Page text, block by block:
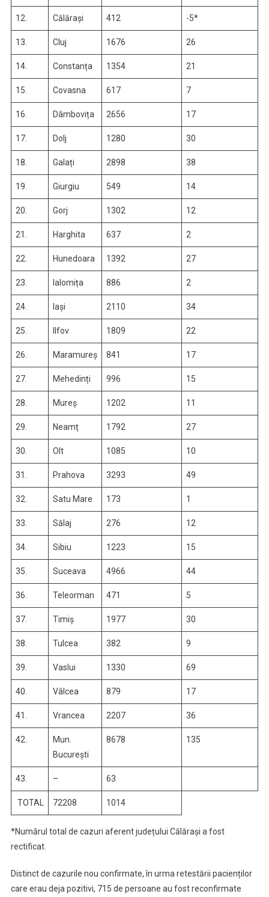
12. Călărași 412 -5*
13. Cluj 1676 26
14. Constanța 1354 21
15. Covasna 617 7
16. Dâmbovița 2656 17
17. Dolj 1280 30
18. Galați 2898 38
19. Giurgiu 549 14
20. Gorj 1302 12
21. Harghita 637 2
22. Hunedoara 1392 27
23. Ialomița 886 2
24. Iași 2110 34
25. Ilfov 1809 22
26. Maramureș 841 17
27. Mehedinți 996 15
28. Mureș 1202 11
29. Neamț 1792 27
30. Olt 1085 10
31. Prahova 3293 49
32. Satu Mare 173 1
33. Sălaj 276 12
34. Sibiu 1223 15
35. Suceava 4966 44
36. Teleorman 471 5
37. Timiș 1977 30
38. Tulcea 382 9
39. Vaslui 1330 69
40. Vâlcea 879 17
41. Vrancea 2207 36
42.
Mun.
București
8678 135
43. – 63
TOTAL 72208 1014
*Numărul total de cazuri aferent județului Călărași a fost
rectificat.
Distinct de cazurile nou confirmate, în urma retestării pacienților
care erau deja pozitivi, 715 de persoane au fost reconfirmate